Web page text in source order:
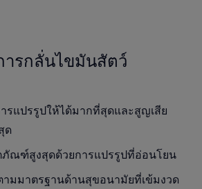
รกลั่นไขมันสัตว์
รแปรรูปให้ได้มากที่สุดและสูญเสีย
ด
ณฑ์สูงสุดด้วยการแปรรูปที่อ่อนโยน
มมาตรฐานด้านสุขอนามัยที่เข้มงวด